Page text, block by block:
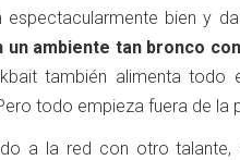
bien y
un ambiente tan bronco
también alimenta todo
todo empieza fuera de la
a la red con otro